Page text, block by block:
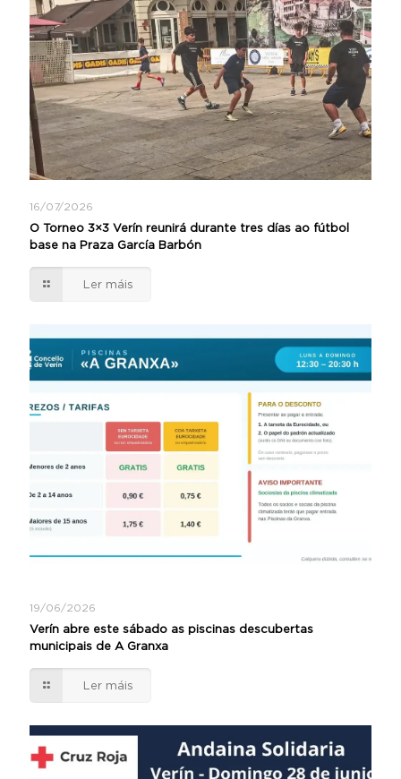
16/07/2026
O Torneo 3×3 Verín reunirá durante tres días ao fútbol
base na Praza García Barbón
Ler máis
19/06/2026
Verín abre este sábado as piscinas descubertas
municipais de A Granxa
Ler máis